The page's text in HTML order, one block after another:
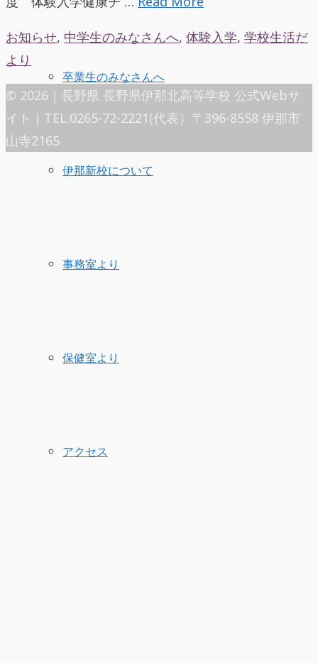
卒業生のみなさんへ
伊那新校について
事務室より
保健室より
アクセス
お知らせ, 中学生のみなさんへ, 体験入学, 学校生活だ
より
© 2026｜長野県 長野県伊那北高等学校 公式Webサ
イト｜TEL.0265-72-2221(代表）〒396-8558 伊那市
山寺2165